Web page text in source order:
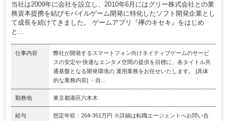
当社は2009年に会社を設立し、2010年6月にはグリー株式会社との業
務資本提携を結びモバイルゲーム開発に特化したソフト開発企業とし
て成長を続けてきました。 ゲームアプリ『欅のキセキ』をはじめ
と...
仕事内容
弊社が開発するスマートフォン向けネイティブゲームのサービ
スの安定や 快適なエンタメ空間の提供を目標に、各タイトル共
通基盤となる開発環境の 運用業務をお任せいたします。 [具体
的な業務内容] ・自...
勤務地 東京都港区六本木
給与
想定年収：264-351万円 ※詳細は転職エージェントへお問い合